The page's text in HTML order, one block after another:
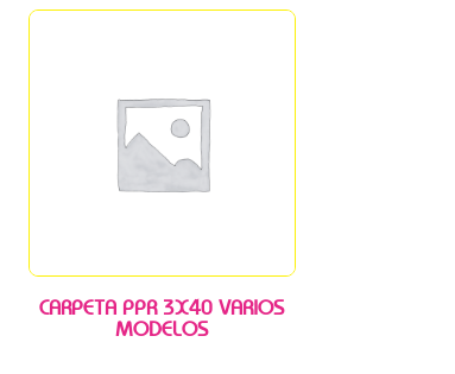
CARPETA PPR 3X40 VARIOS
MODELOS